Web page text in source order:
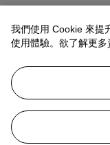
Rahul Kadakia（江華
查閱狀況報告或聯絡
登入
View Condition Report
我們使用 Cookie 來提
使用體驗。欲了解更